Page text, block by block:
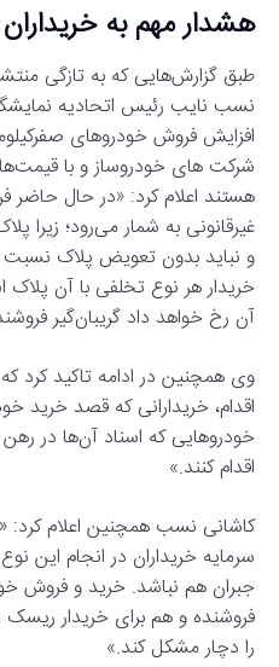
هشدار مهم به
طبق گزارش‌هایی که به تازگی
نسب نایب رئیس اتحادیه
افزایش فروش خودروهای
شرکت های خودروساز و با
هستند اعلام کرد: «در حال حاضر
غیرقانونی به شمار می‌رود؛ زیرا
و نباید بدون تعویض پلاک نسبت
خریدار هر نوع تخلفی با آن
آن رخ خواهد داد گریبان‌گیر
وی همچنین در ادامه تاکید کرد
اقدام، خریدارانی که قصد خرید
خودروهایی که اسناد آن‌ها در
اقدام کنند.»
کاشانی نسب همچنین اعلام کرد:
سرمایه خریداران در انجام این
جبران هم نباشد. خرید و فروش
فروشنده و هم برای خریدار
را دچار مشکل کند.»